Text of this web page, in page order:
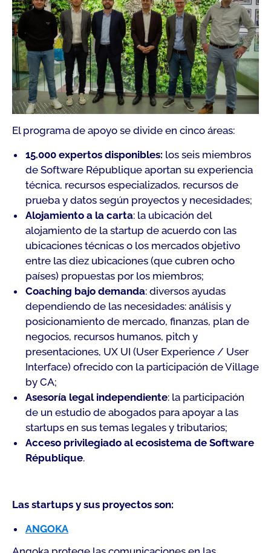
El programa de apoyo se divide en cinco áreas:
15.000 expertos disponibles: los seis miembros
de Software République aportan su experiencia
técnica, recursos especializados, recursos de
prueba y datos según proyectos y necesidades;
Alojamiento a la carta: la ubicación del
alojamiento de la startup de acuerdo con las
ubicaciones técnicas o los mercados objetivo
entre las diez ubicaciones (que cubren ocho
países) propuestas por los miembros;
Coaching bajo demanda: diversos ayudas
dependiendo de las necesidades: análisis y
posicionamiento de mercado, finanzas, plan de
negocios, recursos humanos, pitch y
presentaciones, UX UI (User Experience / User
Interface) ofrecido con la participación de Village
by CA;
Asesoría legal independiente: la participación
de un estudio de abogados para apoyar a las
startups en sus temas legales y tributarios;
Acceso privilegiado al ecosistema de Software
République.
Las startups y sus proyectos son:
ANGOKA